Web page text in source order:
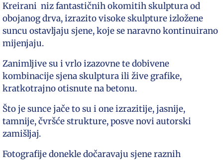
Kreirani niz fantastičnih okomitih skulptura od
obojanog drva, izrazito visoke skulpture izložene
suncu ostavljaju sjene, koje se naravno kontinuirano
mijenjaju.
Zanimljive su i vrlo izazovne te dobivene
kombinacije sjena skulptura ili žive grafike,
kratkotrajno otisnute na betonu.
Što je sunce jače to su i one izrazitije, jasnije,
tamnije, čvršće strukture, posve novi autorski
zamišljaj.
Fotografije donekle dočaravaju sjene raznih